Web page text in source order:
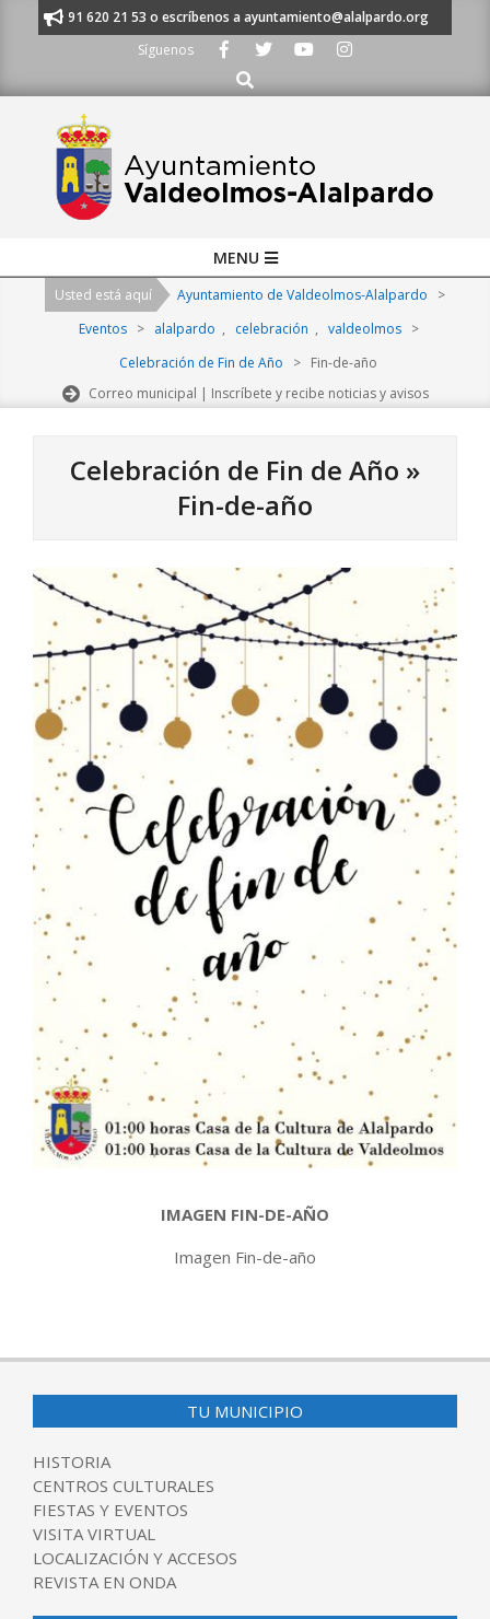
al 91 620 21 53 o escríbenos a ayuntamiento@alalpardo.org
Síguenos
Buscar
Navigation
MENU
Usted está aquí Ayuntamiento de Valdeolmos-Alalpardo
>
Eventos
> alalpardo , celebración , valdeolmos
>
Celebración de Fin de Año
> Fin-de-año
Correo municipal | Inscríbete y recibe noticias y avisos
Celebración de Fin de Año »
Fin-de-año
IMAGEN FIN-DE-AÑO
Imagen Fin-de-año
TU MUNICIPIO
HISTORIA
CENTROS CULTURALES
FIESTAS Y EVENTOS
VISITA VIRTUAL
LOCALIZACIÓN Y ACCESOS
REVISTA EN ONDA